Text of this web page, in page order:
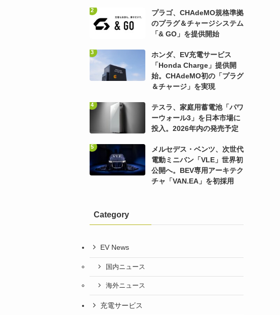
プラゴ、CHAdeMO規格準拠
のプラグ＆チャージシステム
「& GO」を提供開始
ホンダ、EV充電サービス
「Honda Charge」提供開
始。CHAdeMO初の「プラグ
＆チャージ」を実現
テスラ、家庭用蓄電池「パワ
ーウォール3」を日本市場に
投入。2026年内の発売予定
メルセデス・ベンツ、次世代
電動ミニバン「VLE」世界初
公開へ。BEV専用アーキテク
チャ「VAN.EA」を初採用
Category
EV News
国内ニュース
海外ニュース
充電サービス